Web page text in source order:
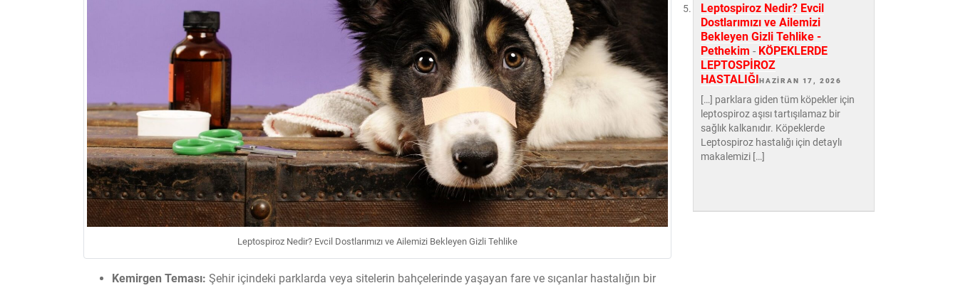
Leptospiroz Nedir? Evcil Dostlarımızı ve Ailemizi Bekleyen Gizli Tehlike
Kemirgen Teması: Şehir içindeki parklarda veya sitelerin bahçelerinde yaşayan fare ve sıçanlar hastalığın bir
Leptospiroz Nedir? Evcil
Dostlarımızı ve Ailemizi
Bekleyen Gizli Tehlike -
Pethekim - KÖPEKLERDE
LEPTOSPİROZ
HASTALIĞIHAZIRAN 17, 2026
[…] parklara giden tüm köpekler için
leptospiroz aşısı tartışılamaz bir
sağlık kalkanıdır. Köpeklerde
Leptospiroz hastalığı için detaylı
makalemizi […]